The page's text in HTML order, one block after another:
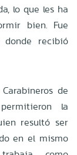
lo que les ha
bien. Fue
donde recibió
de
la
resultó ser
en el mismo